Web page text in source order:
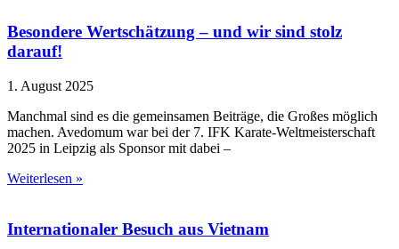
Besondere Wertschätzung – und wir sind stolz
darauf!
1. August 2025
Manchmal sind es die gemeinsamen Beiträge, die Großes möglich
machen. Avedomum war bei der 7. IFK Karate-Weltmeisterschaft
2025 in Leipzig als Sponsor mit dabei –
Weiterlesen »
Internationaler Besuch aus Vietnam